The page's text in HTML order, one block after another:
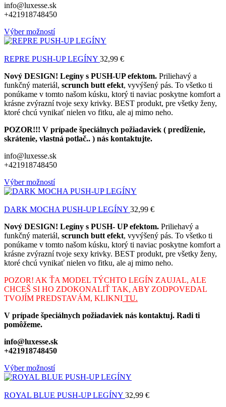
info@luxesse.sk
+421918748450
Výber možností
REPRE PUSH-UP LEGÍNY 32,99 €
Nový DESIGN! Legíny s PUSH-UP efektom. Priliehavý a
funkčný materiál, scrunch butt efekt, vyvýšený pás. To všetko ti
ponúkame v tomto našom kúsku, ktorý ti naviac poskytne komfort a
krásne zvýrazní tvoje sexy krivky. BEST produkt, pre všetky ženy,
ktoré chcú vynikať nielen vo fitku, ale aj mimo neho.
POZOR!!! V prípade špeciálnych požiadaviek ( predĺženie,
skrátenie, vlastná potlač.. ) nás kontaktujte.
info@luxesse.sk
+421918748450
Výber možností
DARK MOCHA PUSH-UP LEGÍNY 32,99 €
Nový DESIGN! Legíny s PUSH- UP efektom. Priliehavý a
funkčný materiál, scrunch butt efekt, vyvýšený pás. To všetko ti
ponúkame v tomto našom kúsku, ktorý ti naviac poskytne komfort a
krásne zvýrazní tvoje sexy krivky. BEST produkt, pre všetky ženy,
ktoré chcú vynikať nielen vo fitku, ale aj mimo neho.
POZOR! AK ŤA MODEL TÝCHTO LEGÍN ZAUJAL, ALE
CHCEŠ SI HO ZDOKONALIŤ TAK, ABY ZODPOVEDAL
TVOJÍM PREDSTAVÁM, KLIKNI TU.
V prípade špeciálnych požiadaviek nás kontaktuj. Radi ti
pomôžeme.
info@luxesse.sk
+421918748450
Výber možností
ROYAL BLUE PUSH-UP LEGÍNY 32,99 €